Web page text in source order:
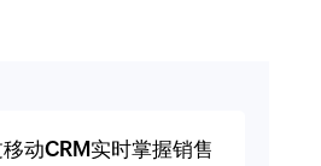
动CRM实时掌握销售